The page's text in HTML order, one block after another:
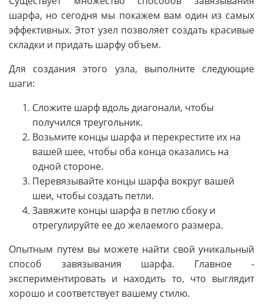
шарфа, но сегодня мы покажем вам один из самых
эффективных. Этот узел позволяет создать красивые
складки и придать шарфу объем.
Для создания этого узла, выполните следующие
шаги:
Сложите шарф вдоль диагонали, чтобы
получился треугольник.
Возьмите концы шарфа и перекрестите их на
вашей шее, чтобы оба конца оказались на
одной стороне.
Перевязывайте концы шарфа вокруг вашей
шеи, чтобы создать петли.
Завяжите концы шарфа в петлю сбоку и
отрегулируйте ее до желаемого размера.
Опытным путем вы можете найти свой уникальный
способ завязывания шарфа. Главное -
экспериментировать и находить то, что выглядит
хорошо и соответствует вашему стилю.